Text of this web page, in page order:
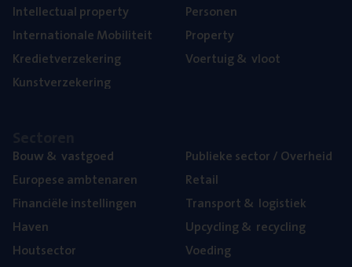
Intel­lec­tu­al property
Inter­na­ti­o­na­le Mobiliteit
Kre­diet­ver­ze­ke­ring
Kunst­ver­ze­ke­ring
Per­so­nen
Pro­per­ty
Voer­tuig& vloot
Bouw& vastgoed
Euro­pe­se ambtenaren
Finan­ci­ë­le instellingen
Haven
Hout­sec­tor
Publie­ke sec­tor / Overheid
Retail
Trans­port& logistiek
Upcy­cling& recycling
Voe­ding